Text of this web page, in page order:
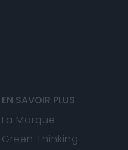
EN SAVOIR PLUS
La Marque
Green Thinking